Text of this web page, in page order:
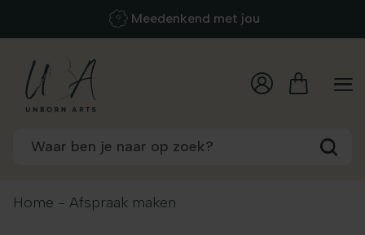
Meedenkend met jou
Home - Afspraak maken